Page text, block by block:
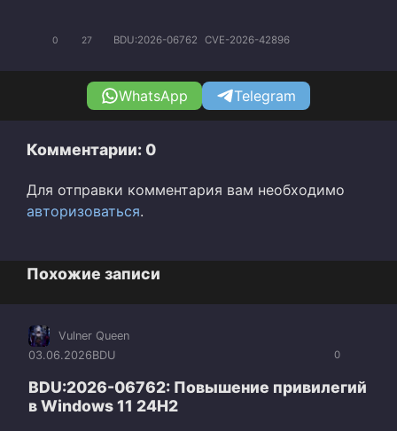
0 27 BDU:2026-06762 CVE-2026-42896
WhatsApp Telegram
Комментарии: 0
Для отправки комментария вам необходимо
авторизоваться.
Похожие записи
0
Vulner Queen
03.06.2026BDU
BDU:2026-06762: Повышение привилегий
в Windows 11 24H2